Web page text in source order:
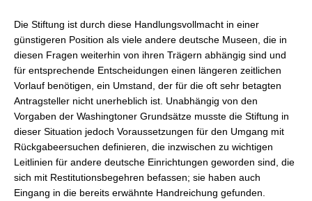
Die Stiftung ist durch diese Handlungsvollmacht in einer
günstigeren Position als viele andere deutsche Museen, die in
diesen Fragen weiterhin von ihren Trägern abhängig sind und
für entsprechende Entscheidungen einen längeren zeitlichen
Vorlauf benötigen, ein Umstand, der für die oft sehr betagten
Antragsteller nicht unerheblich ist. Unabhängig von den
Vorgaben der Washingtoner Grundsätze musste die Stiftung in
dieser Situation jedoch Voraussetzungen für den Umgang mit
Rückgabeersuchen definieren, die inzwischen zu wichtigen
Leitlinien für andere deutsche Einrichtungen geworden sind, die
sich mit Restitutionsbegehren befassen; sie haben auch
Eingang in die bereits erwähnte Handreichung gefunden.